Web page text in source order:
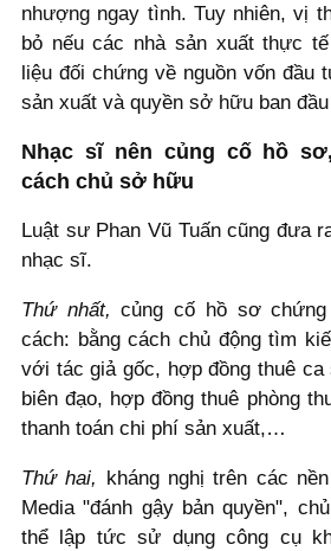
nhượng ngay tình. Tuy nhiên, vị
bỏ nếu các nhà sản xuất thực
liệu đối chứng về nguồn vốn đầu
sản xuất và quyền sở hữu ban
Nhạc sĩ nên củng cố hồ
cách chủ sở hữu
Luật sư Phan Vũ Tuấn cũng đưa
nhạc sĩ.
Thứ nhất, củng cố hồ sơ
cách: bằng cách chủ động tìm
với tác giả gốc, hợp đồng thuê
biên đạo, hợp đồng thuê phòng
thanh toán chi phí sản xuất,…
Thứ hai, kháng nghị trên các
Media "đánh gậy bản quyền",
thể lập tức sử dụng công cụ